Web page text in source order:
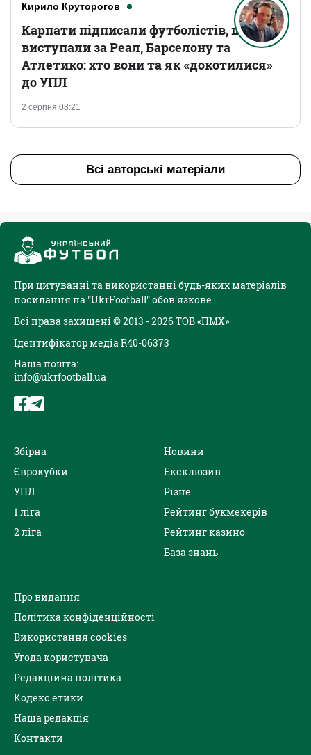
Кирило Круторогов
2 серпня 08:21
Карпати підписали футболістів, що
виступали за Реал, Барселону та
Атлетико: хто вони та як «докотилися»
до УПЛ
Всі авторські матеріали
При цитуванні та використанні будь-яких матеріалів
посилання на "UkrFootball" обов'язкове
Всі права захищені © 2013 - 2026 ТОВ «ПМХ»
Ідентифікатор медіа R40-06373
Наша пошта:
info@ukrfootball.ua
Збірна
Єврокубки
УПЛ
1 ліга
2 ліга
Новини
Ексклюзив
Різне
Рейтинг букмекерів
Рейтинг казино
База знань
Про видання
Політика конфіденційності
Використання cookies
Угода користувача
Редакційна політика
Кодекс етики
Наша редакція
Контакти